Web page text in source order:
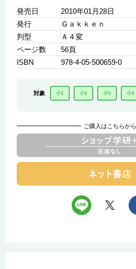
発売日
2010年01月28日
発行
Ｇａｋｋｅｎ
判型
Ａ４変
ページ数
56頁
ISBN
978-4-05-500659-0
対象 小1 小2 小3 小4
ご購入はこちらから